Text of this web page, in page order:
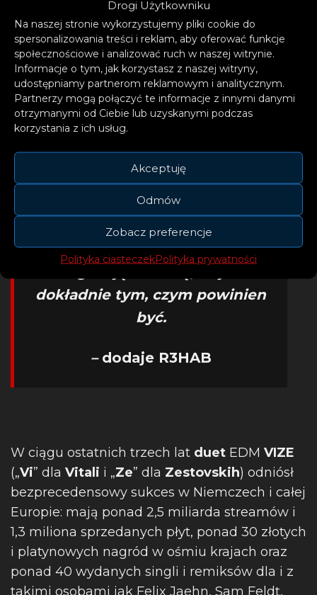
Drogi Użytkowniku
Na naszej stronie wykorzystujemy pliki cookie do
spersonalizowania treści i reklam, aby oferować funkcje
społecznościowe i analizować ruch w naszej witrynie.
Informacje o tym, jak korzystasz z naszej witryny,
udostępniamy partnerom reklamowym i analitycznym.
Partnerzy mogą połączyć te informacje z innymi danymi
otrzymanymi od Ciebie lub uzyskanymi podczas
korzystania z ich usług.
Akceptuję
Odmów
Zobacz preferencje
Polityka ciasteczekPolityka prywatności
i jestem podekscytowany, że
w końcu znaleźliśmy
odpowiednią okazję do
współpracy. Ten proces
twórczy podobał mi się od
pierwszego dnia; VIZE mają
jasny kierunek i doskonałą
etykę pracy. «One Last Time»
to kawałek o pogodzeniu się z
rzeczywistością i postawieniu
na taniec. Ma w sobie prostą
dokładnie tym, czym powinien
być.
– dodaje R3HAB
W ciągu ostatnich trzech lat duet EDM VIZE
(„Vi” dla Vitali i „Ze” dla Zestovskih) odniósł
bezprecedensowy sukces w Niemczech i całej
Europie: mają ponad 2,5 miliarda streamów i
1,3 miliona sprzedanych płyt, ponad 30 złotych
i platynowych nagród w ośmiu krajach oraz
ponad 40 wydanych singli i remiksów dla i z
takimi osobami jak Felix Jaehn, Sam Feldt,